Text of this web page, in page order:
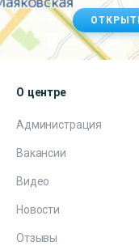
О центре
Администрация
Вакансии
Видео
Новости
Отзывы